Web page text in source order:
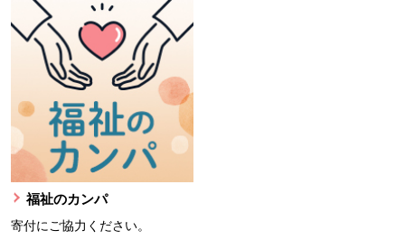
福祉のカンパ
寄付にご協力ください。